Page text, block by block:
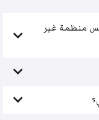
منظمة غير